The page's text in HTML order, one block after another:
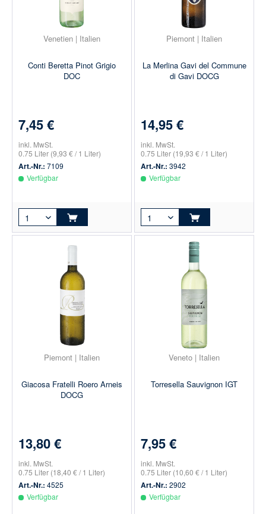
Venetien | Italien
Conti Beretta Pinot Grigio
DOC
7,45 €
inkl. MwSt.
0.75 Liter (9,93 € / 1 Liter)
Art.-Nr.: 7109
Verfügbar
Piemont | Italien
La Merlina Gavi del Commune
di Gavi DOCG
14,95 €
inkl. MwSt.
0.75 Liter (19,93 € / 1 Liter)
Art.-Nr.: 3942
Verfügbar
Piemont | Italien
Giacosa Fratelli Roero Arneis
DOCG
13,80 €
inkl. MwSt.
0.75 Liter (18,40 € / 1 Liter)
Art.-Nr.: 4525
Verfügbar
Veneto | Italien
Torresella Sauvignon IGT
7,95 €
inkl. MwSt.
0.75 Liter (10,60 € / 1 Liter)
Art.-Nr.: 2902
Verfügbar